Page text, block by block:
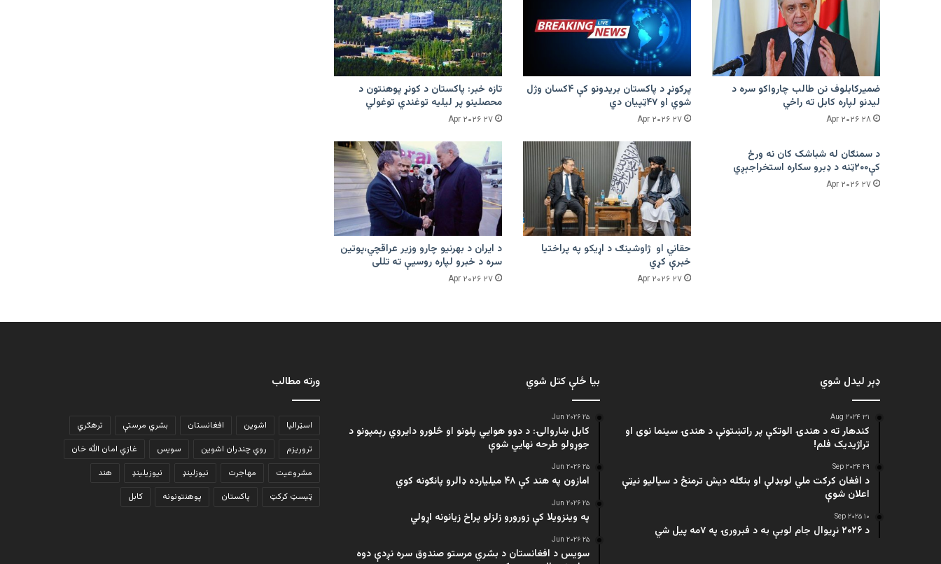
ضمیرکابلوف نن طالب چارواکو سره د
لیدنو لپاره کابل ته راځي
۲۸ Apr ۲۰۲۶
پرکونړ د پاکستان بریدونو کې ۴کسان وژل
شوي او ۴۷ټپیان دي
۲۷ Apr ۲۰۲۶
تازه خبر: پاکستان د کونړ پوهنتون د
محصلینو پر لیلیه توغندي توغولي
۲۷ Apr ۲۰۲۶
د سمنګان له شباشک کان نه ورځ
کې۲۰۰ټنه د ډبرو سکاره استخراجېږي
۲۷ Apr ۲۰۲۶
حقاني او ژاوشینګ د اړیکو په پراختیا
خبرې کړي
۲۷ Apr ۲۰۲۶
د ایران د بهرنیو چارو وزیر عراقچي،پوتین
سره د خبرو لپاره روسیې ته تللی
۲۷ Apr ۲۰۲۶
ډېر لیدل شوي
۳۱ Aug ۲۰۲۴
کندهار ته د هندۍ الوتکې پر راتښتونې د هندۍ سینما نوی او
تراژيديک فلم!
۲۹ Sep ۲۰۲۴
د افغان کرکت ملي لوبډلې او بنګله دیش ترمنځ د سیالیو نیټې
اعلان شوې
۱۰ Sep ۲۰۲۵
د ۲۰۲۶ نړیوال جام لوبې به د فبرورۍ په ۷مه پیل شي
بیا ځلې کتل شوي
۲۵ Jun ۲۰۲۶
کابل ښاروالۍ: د دوو هوايي پلونو او څلورو دایروي رېمپونو د
جوړولو طرحه نهایي شوې
۲۵ Jun ۲۰۲۶
امازون په هند کې ۴۸ میلیارده ډالرو پانګونه کوي
۲۵ Jun ۲۰۲۶
په وینزویلا کې زورورو زلزلو پراخ زیانونه اړولي
۲۵ Jun ۲۰۲۶
سویس د افغانستان د بشري مرستو صندوق سره نږدې دوه
ورته مطالب
اسټرالیا اشوین افغانستان بشري مرستې
ترهګري
تروریزم
روي چندران اشوین سویس
غازي امان الله خان
مشروعیت
مهاجرت نیوزلینډ نیوزیلینډ
هند
ټیسټ کرکټ
پاکستان پوهنتونونه کابل